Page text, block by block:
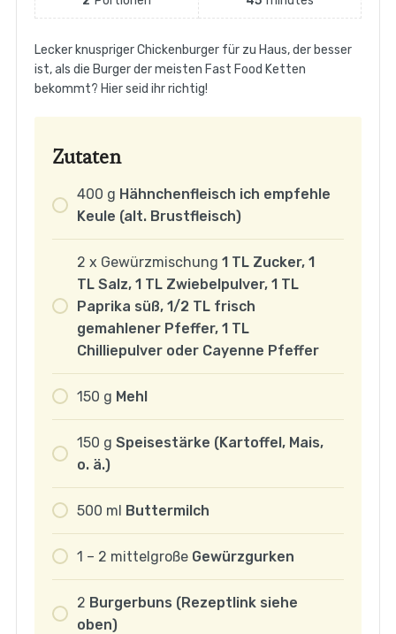
Lecker knuspriger Chickenburger für zu Haus, der besser
ist, als die Burger der meisten Fast Food Ketten
bekommt? Hier seid ihr richtig!
Zutaten
400 g Hähnchenfleisch ich empfehle
Keule (alt. Brustfleisch)
2 x Gewürzmischung 1 TL Zucker, 1
TL Salz, 1 TL Zwiebelpulver, 1 TL
Paprika süß, 1/2 TL frisch
gemahlener Pfeffer, 1 TL
Chilliepulver oder Cayenne Pfeffer
150 g Mehl
150 g Speisestärke (Kartoffel, Mais,
o. ä.)
500 ml Buttermilch
1 – 2 mittelgroße Gewürzgurken
2 Burgerbuns (Rezeptlink siehe
oben)